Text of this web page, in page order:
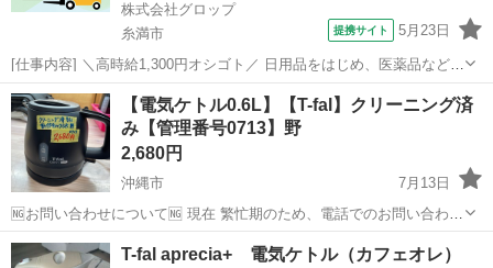
株式会社グロップ
糸満市
提携サイト 5月23日
[仕事内容] ＼高時給1,300円オシゴト／ 日用品をはじめ、医薬品など幅
広い製品を取り扱っている倉庫！ 浅築の綺麗な職場です♪ 【フォーク
リフト業務と軽作業】 《仕事内容》 （雇入れ直後） 倉庫内でのフォ
ークリフト...
沖縄 糸満市 工場
【電気ケトル0.6L】【T-fal】クリーニング済
み【管理番号0713】野
2,680円
沖縄市
7月13日
🆖お問い合わせについて🆖 現在 繁忙期のため、電話でのお問い合わせ
はお控えください。 ❌⚠お取り置き不可⚠❌ ご来店いただき、全額決
済していただいたお客様を優先としております。 お取り置き、保管は
沖縄 沖縄市 電気ケトル
T-fal aprecia+ 電気ケトル（カフェオレ）